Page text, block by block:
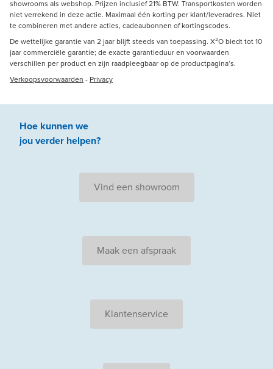
showrooms als webshop. Prijzen inclusief 21% BTW. Transportkosten worden
niet verrekend in deze actie. Maximaal één korting per klant/leveradres. Niet
te combineren met andere acties, cadeaubonnen of kortingscodes.
De wettelijke garantie van 2 jaar blijft steeds van toepassing. X²O biedt tot 10
jaar commerciële garantie; de exacte garantieduur en voorwaarden
verschillen per product en zijn raadpleegbaar op de productpagina’s.
Verkoopsvoorwaarden - Privacy
Hoe kunnen we
jouverder helpen?
Vind een showroom
Maak een afspraak
Klantenservice